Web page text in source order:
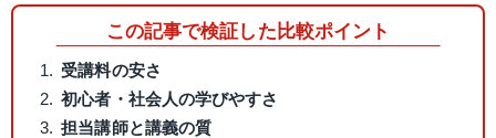
この記事で検証した比較ポイント
受講料の安さ
初心者・社会人の学びやすさ
担当講師と講義の質